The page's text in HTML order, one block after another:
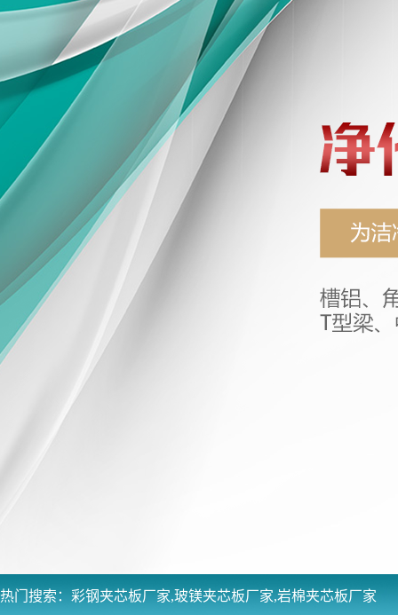
热门搜索： 彩钢夹芯板厂家,玻镁夹芯板厂家,岩棉夹芯板厂家